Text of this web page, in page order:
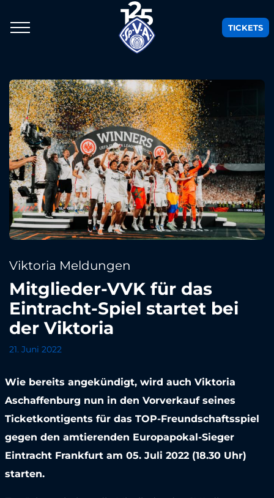
TICKETS
Viktoria Meldungen
Mitglieder-VVK für das
Eintracht-Spiel startet bei
der Viktoria
21. Juni 2022
Wie bereits angekündigt, wird auch Viktoria
Aschaffenburg nun in den Vorverkauf seines
Ticketkontigents für das TOP-Freundschaftsspiel
gegen den amtierenden Europapokal-Sieger
Eintracht Frankfurt am 05. Juli 2022 (18.30 Uhr)
starten.